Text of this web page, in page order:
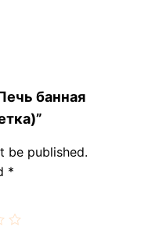
банная
be published.
*